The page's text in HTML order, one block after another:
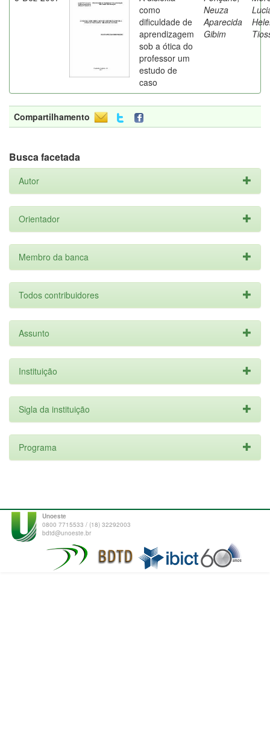
como
dificuldade de
aprendizagem
sob a ótica do
professor um
estudo de
caso
Neuza
Aparecida
Gibim
Compartilhamento
Busca facetada
Autor
Orientador
Membro da banca
Todos contribuidores
Assunto
Instituição
Sigla da instituição
Programa
Unoeste
0800 7715533 / (18) 32292003
bdtd@unoeste.br